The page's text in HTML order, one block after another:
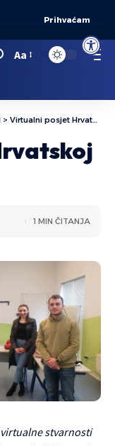
Open
Prihvaćam
Aa
> Virtualni posjet Hrvatskoj u Tetovu
1 MIN ČITANJA
stvarnosti